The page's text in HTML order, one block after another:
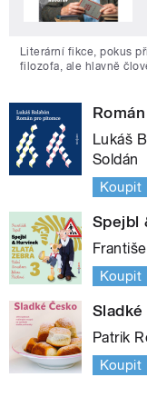
Literární fikce, pokus
filozofa, ale hlavně
Lukáš
Soldán
Koupit
Spejbl
Koupit
Patrik
Koupit